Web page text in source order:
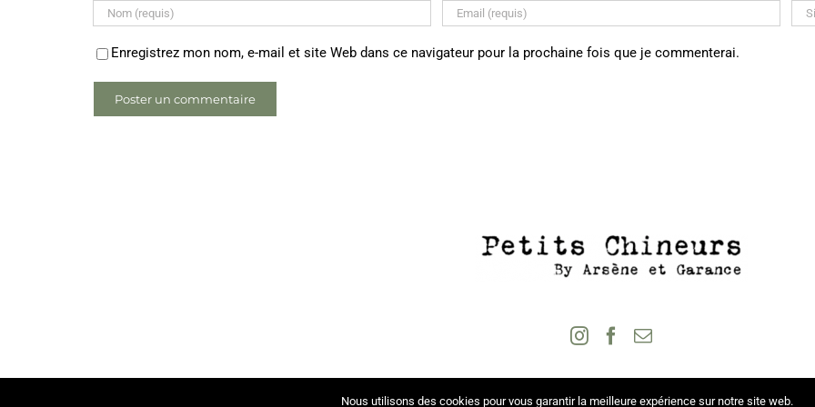
Enregistrez mon nom, e-mail et site Web dans ce navigateur pour la prochaine fois que je commenterai.
Nous utilisons des cookies pour vous garantir la meilleure expérience sur notre site web.